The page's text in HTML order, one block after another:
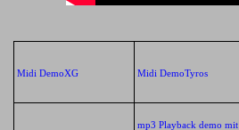
Midi DemoXG Midi DemoTyros
mp3 Playback demo mit